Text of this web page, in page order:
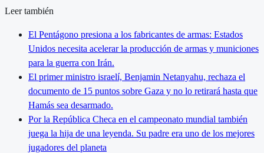
Leer también
El Pentágono presiona a los fabricantes de armas: Estados
Unidos necesita acelerar la producción de armas y municiones
para la guerra con Irán.
El primer ministro israelí, Benjamin Netanyahu, rechaza el
documento de 15 puntos sobre Gaza y no lo retirará hasta que
Hamás sea desarmado.
Por la República Checa en el campeonato mundial también
juega la hija de una leyenda. Su padre era uno de los mejores
jugadores del planeta